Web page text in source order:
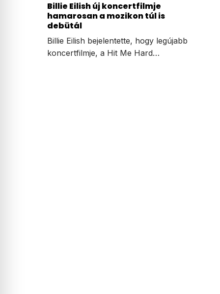
Billie Eilish új koncertfilmje
hamarosan a mozikon túl is
debütál
Billie Eilish bejelentette, hogy legújabb
koncertfilmje, a Hit Me Hard…